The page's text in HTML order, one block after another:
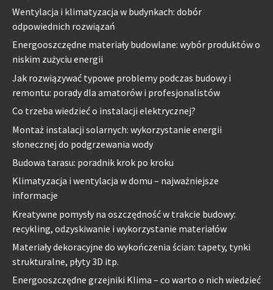
Wentylacja i klimatyzacja w budynkach: dobór
odpowiednich rozwiązań
Energooszczędne materiały budowlane: wybór produktów o
niskim zużyciu energii
Jak rozwiązywać typowe problemy podczas budowy i
remontu: porady dla amatorów i profesjonalistów
Co trzeba wiedzieć o instalacji elektrycznej?
Montaż instalacji solarnych: wykorzystanie energii
słonecznej do podgrzewania wody
Budowa tarasu: poradnik krok po kroku
Klimatyzacja i wentylacja w domu – najważniejsze
informacje
Kreatywne pomysły na oszczędność w trakcie budowy:
recykling, odzyskiwanie i wykorzystanie materiałów
Materiały dekoracyjne do wykończenia ścian: tapety, tynki
strukturalne, płyty 3D itp.
Energooszczędne grzejniki Klima – co warto o nich wiedzieć